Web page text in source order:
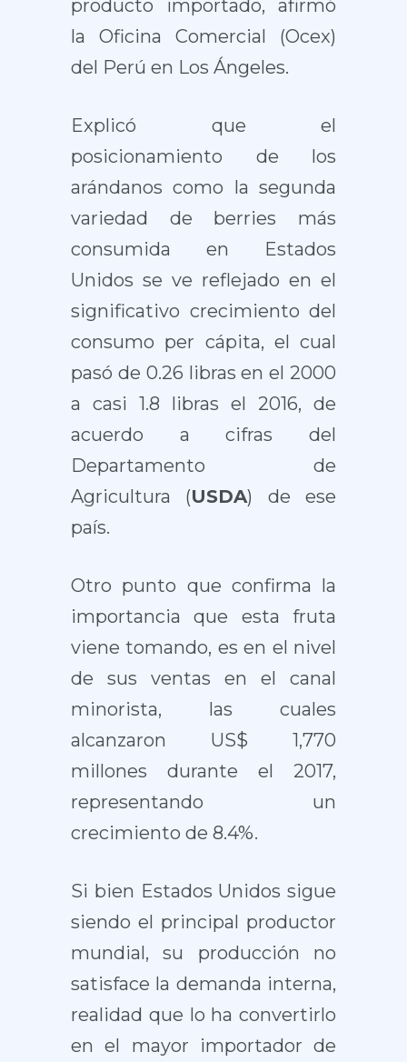
producto importado, afirmó
la Oficina Comercial (Ocex)
del Perú en Los Ángeles.
Explicó que el
posicionamiento de los
arándanos como la segunda
variedad de berries más
consumida en Estados
Unidos se ve reflejado en el
significativo crecimiento del
consumo per cápita, el cual
pasó de 0.26 libras en el 2000
a casi 1.8 libras el 2016, de
acuerdo a cifras del
Departamento de
Agricultura (USDA) de ese
país.
Otro punto que confirma la
importancia que esta fruta
viene tomando, es en el nivel
de sus ventas en el canal
minorista, las cuales
alcanzaron US$ 1,770
millones durante el 2017,
representando un
crecimiento de 8.4%.
Si bien Estados Unidos sigue
siendo el principal productor
mundial, su producción no
satisface la demanda interna,
realidad que lo ha convertirlo
en el mayor importador de